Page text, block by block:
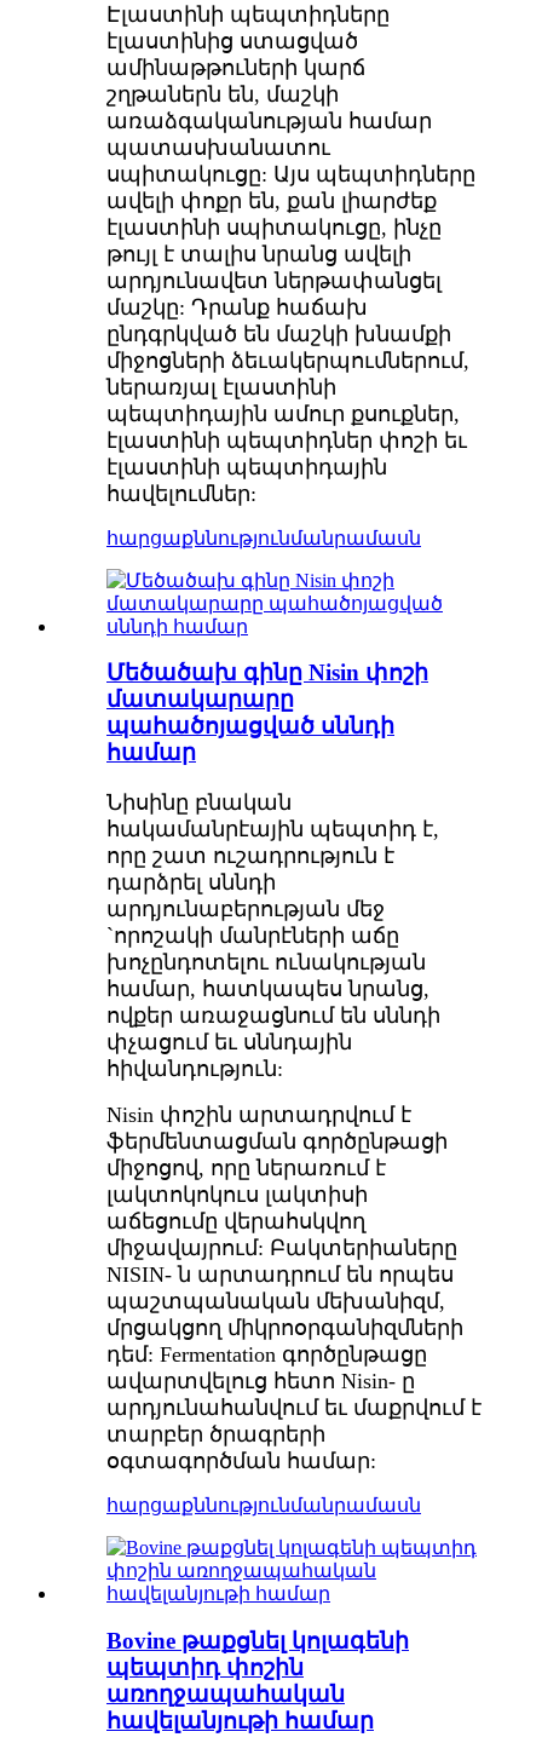
Էլաստինի պեպտիդները
էլաստինից ստացված
ամինաթթուների կարճ
շղթաներն են, մաշկի
առաձգականության համար
պատասխանատու
սպիտակուցը: Այս պեպտիդները
ավելի փոքր են, քան լիարժեք
էլաստինի սպիտակուցը, ինչը
թույլ է տալիս նրանց ավելի
արդյունավետ ներթափանցել
մաշկը: Դրանք հաճախ
ընդգրկված են մաշկի խնամքի
միջոցների ձեւակերպումներում,
ներառյալ էլաստինի
պեպտիդային ամուր քսուքներ,
էլաստինի պեպտիդներ փոշի եւ
էլաստինի պեպտիդային
հավելումներ:
հարցաքննությունմանրամասն
Մեծածախ գինը Nisin փոշի
մատակարարը
պահածոյացված սննդի
համար
Նիսինը բնական
հակամանրէային պեպտիդ է,
որը շատ ուշադրություն է
դարձրել սննդի
արդյունաբերության մեջ
`որոշակի մանրէների աճը
խոչընդոտելու ունակության
համար, հատկապես նրանց,
ովքեր առաջացնում են սննդի
փչացում եւ սննդային
հիվանդություն:
Nisin փոշին արտադրվում է
ֆերմենտացման գործընթացի
միջոցով, որը ներառում է
լակտոկոկուս լակտիսի
աճեցումը վերահսկվող
միջավայրում: Բակտերիաները
NISIN- ն արտադրում են որպես
պաշտպանական մեխանիզմ,
մրցակցող միկրոօրգանիզմների
դեմ: Fermentation գործընթացը
ավարտվելուց հետո Nisin- ը
արդյունահանվում եւ մաքրվում է
տարբեր ծրագրերի
օգտագործման համար:
հարցաքննությունմանրամասն
Bovine թաքցնել կոլագենի
պեպտիդ փոշին
առողջապահական
հավելանյութի համար